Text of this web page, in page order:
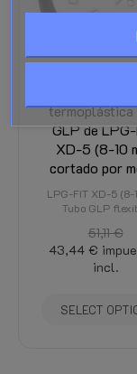
termoplástica
GLP de
XD-5 (8-10
cortado por
LPG-FIT XD-5 (8-
Tubo GLP
51,11 €
43,44 €
incl.
SELECT